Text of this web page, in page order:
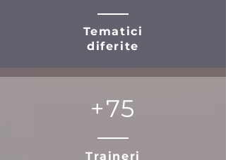
Tematici
diferite
+75
Traineri